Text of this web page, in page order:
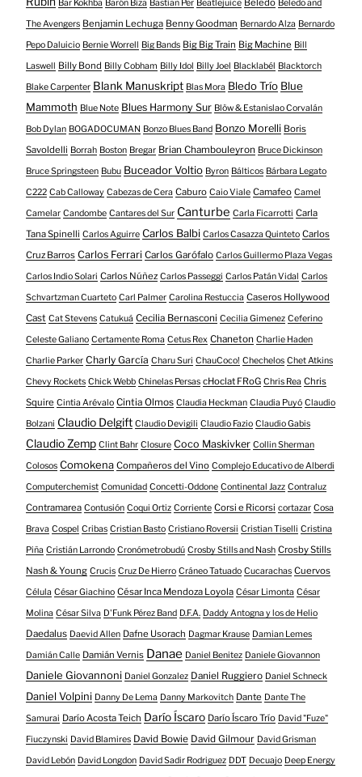
Bar Kokhba Barón Biza Bastian Per Beatlejuice Beledo Beledo and
The Avengers Benjamin Lechuga Benny Goodman Bernardo Alza Bernardo
Pepo Daluicio Bernie Worrell Big Bands Big Big Train Big Machine Bill
Laswell
Billy Bond Billy Cobham Billy Idol Billy Joel Blacklabél Blacktorch
Blake Carpenter Blank Manuskript Blas Mora Bledo Trío Blue
Mammoth Blue Note Blues Harmony Sur Blöw & Estanislao Corvalán
Bob Dylan BOGADOCUMAN Bonzo Blues Band Bonzo Morelli Boris
Savoldelli Borrah Boston Bregar Brian Chambouleyron Bruce Dickinson
Bruce Springsteen Bubu Buceador Voltio Byron Bálticos Bárbara Legato
C222 Cab Calloway Cabezas de Cera Caburo Caio Viale Camafeo Camel
Camelar Candombe Cantares del Sur Canturbe Carla Ficarrotti Carla
Tana Spinelli Carlos Aguirre Carlos Balbi Carlos Casazza Quinteto Carlos
Cruz Barros Carlos Ferrari Carlos Garófalo Carlos Guillermo Plaza Vegas
Carlos Indio Solari Carlos Núñez Carlos Passeggi Carlos Patán Vidal Carlos
Schvartzman Cuarteto Carl Palmer Carolina Restuccia Caseros Hollywood
Cast Cat Stevens Catukuá Cecilia Bernasconi Cecilia Gimenez Ceferino
Celeste Galiano Certamente Roma Cetus Rex Chaneton Charlie Haden
Charlie Parker Charly García Charu Suri ChauCoco! Chechelos Chet Atkins
Chevy Rockets Chick Webb Chinelas Persas cHoclat FRoG Chris Rea Chris
Squire Cintia Arévalo Cintia Olmos Claudia Heckman Claudia Puyó Claudio
Bolzani Claudio Delgift Claudio Devigili Claudio Fazio Claudio Gabis
Claudio Zemp Clint Bahr Closure Coco Maskivker Collin Sherman
Colosos Comokena Compañeros del Vino Complejo Educativo de Alberdi
Computerchemist Comunidad Concetti-Oddone Continental Jazz Contraluz
Contramarea Contusión Coqui Ortiz Corriente Corsi e Ricorsi cortazar Cosa
Brava Cospel Cribas Cristian Basto Cristiano Roversii Cristian Tiselli Cristina
Piña Cristián Larrondo Cronómetrobudú Crosby Stills and Nash Crosby Stills
Nash & Young Crucis Cruz De Hierro Cráneo Tatuado Cucarachas Cuervos
Célula César Giachino César Inca Mendoza Loyola César Limonta César
Molina César Silva D'Funk Pérez Band D.F.A. Daddy Antogna y los de Helio
Daedalus Daevid Allen Dafne Usorach Dagmar Krause Damian Lemes
Damián Calle Damián Vernis Danae Daniel Benitez Daniele Giovannon
Daniele Giovannoni Daniel Gonzalez Daniel Ruggiero Daniel Schneck
Daniel Volpini Danny De Lema Danny Markovitch Dante Dante The
Samurai Darío Acosta Teich Darío Íscaro Darío Íscaro Trío David "Fuze"
Fiuczynski David Blamires David Bowie David Gilmour David Grisman
David Lebón David Longdon David Sadir Rodriguez DDT Decuajo Deep Energy